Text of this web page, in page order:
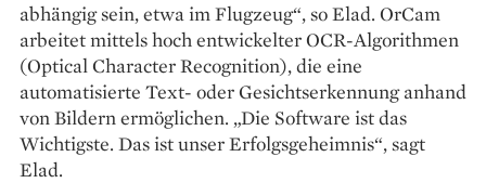
abhängig sein, etwa im Flugzeug“, so Elad. OrCam
arbeitet mittels hoch entwickelter OCR-Algorithmen
(Optical Character Recognition), die eine
automatisierte Text- oder Gesichtserkennung anhand
von Bildern ermöglichen. „Die Software ist das
Wichtigste. Das ist unser Erfolgsgeheimnis“, sagt
Elad.